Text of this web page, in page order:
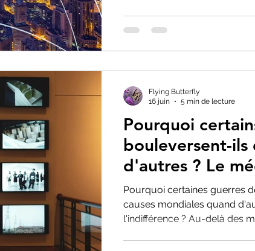
intérieure et politique
Pourquoi
bouleversent-ils
d'autres ? Le
l'indignation
Pourquoi certaines guerres
causes mondiales quand
l'indifférence ? Au-delà des
Flying Butterfly
16 juin
5 min de lecture